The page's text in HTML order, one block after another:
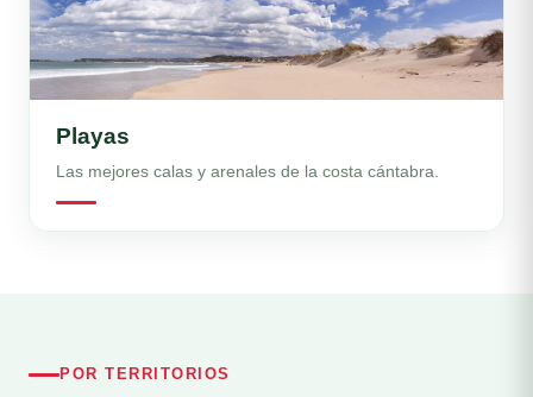
Playas
Las mejores calas y arenales de la costa cántabra.
POR TERRITORIOS